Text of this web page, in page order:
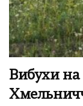
Вибухи на